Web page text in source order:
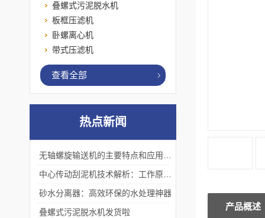
产品概述
叠螺式污泥脱水机
板框压滤机
卧螺离心机
带式压滤机
查看全部
热点新闻
砂水分离器：高效环保的水处理神器
叠螺式污泥脱水机发货啦